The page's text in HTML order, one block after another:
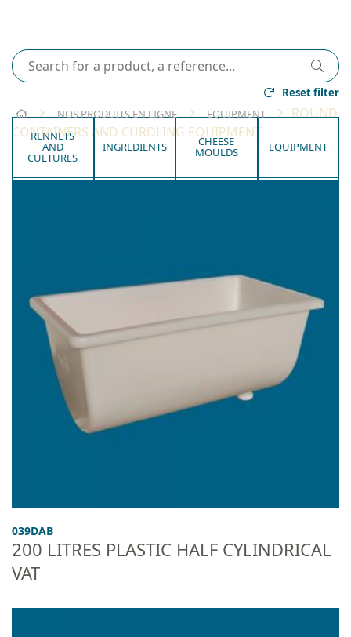
Reset filter
RENNETS
AND
CULTURES
INGREDIENTS CHEESE
MOULDS EQUIPMENT
HOME NOS PRODUITS EN LIGNE EQUIPMENT
ROUND
CONTAINERS AND CURDLING EQUIPMENT
039DAB
200 LITRES PLASTIC HALF CYLINDRICAL
VAT